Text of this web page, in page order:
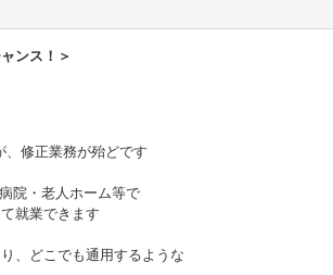
ンス！＞
修正業務が殆どです
院・老人ホーム等で
就業できます
、どこでも通用するような